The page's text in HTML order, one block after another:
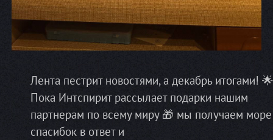
Лента пестрит новостями, а декабрь итогами! 🌟
Пока Интспирит рассылает подарки нашим
партнерам по всему миру 🎁 мы получаем море
спасибок в ответ и